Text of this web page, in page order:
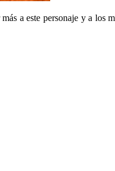
a este personaje y a los